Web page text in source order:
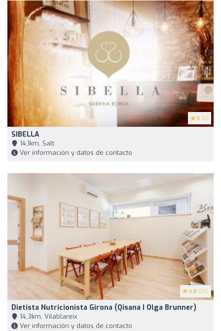
5 (5)
SIBELLA
14,1km, Salt
Ver información y datos de contacto
4.8 (20)
Dietista Nutricionista Girona (Qisana I Olga Brunner)
14,3km, Vilablareix
Ver información y datos de contacto